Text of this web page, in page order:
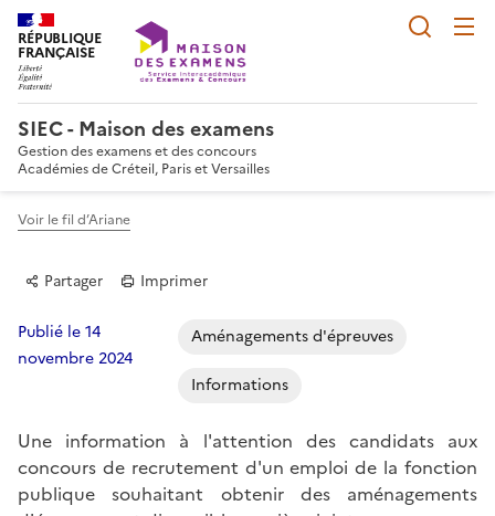
RÉPUBLIQUE
FRANÇAISE
SIEC - Maison des examens
Gestion des examens et des concours
Académies de Créteil, Paris et Versailles
Voir le fil d’Ariane
Partager Imprimer
Partager sur Facebook
Partager sur Twitter
Partager sur LinkedIn
Partager par email
Publié le 14
novembre 2024
Aménagements d'épreuves
Informations
Une information à l'attention des candidats aux
concours de recrutement d'un emploi de la fonction
publique souhaitant obtenir des aménagements